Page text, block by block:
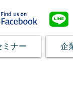
ミナー 企